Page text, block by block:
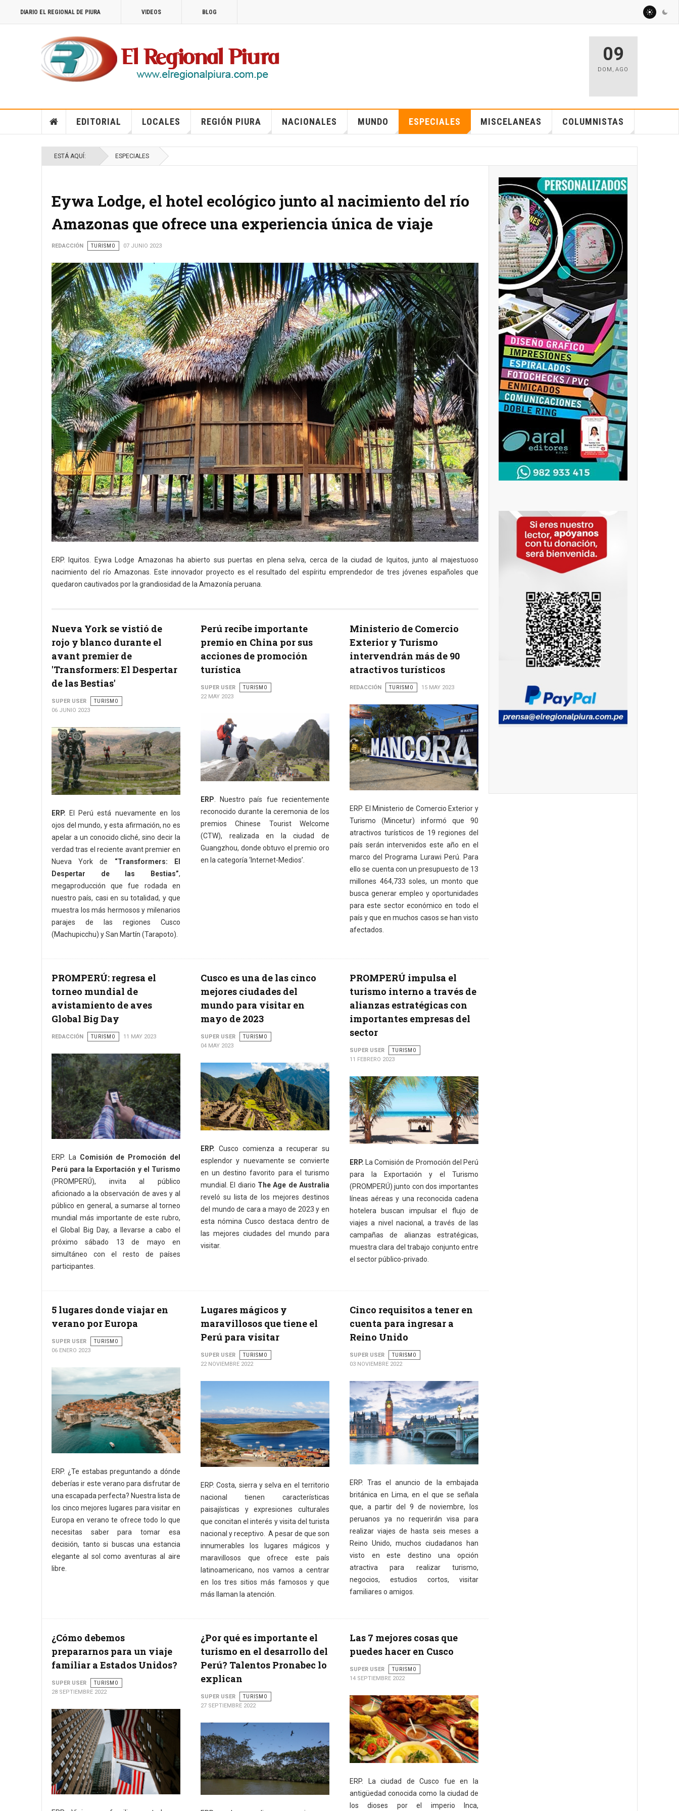
DIARIO EL REGIONAL DE PIURA VIDEOS BLOG
09
DOM ,AGO
EDITORIAL LOCALES REGIÓN PIURA NACIONALES MUNDO ESPECIALES MISCELANEAS COLUMNISTAS
ESTÁ AQUÍ: ESPECIALES
Eywa Lodge, el hotel ecológico junto al nacimiento del río
Amazonas que ofrece una experiencia única de viaje
REDACCIÓN TURISMO 07 JUNIO 2023
ERP. Iquitos. Eywa Lodge Amazonas ha abierto sus puertas en plena selva, cerca de la ciudad de Iquitos, junto al majestuoso
nacimiento del río Amazonas. Este innovador proyecto es el resultado del espíritu emprendedor de tres jóvenes españoles que
quedaron cautivados por la grandiosidad de la Amazonía peruana.
Nueva York se vistió de
rojo y blanco durante el
avant premier de
'Transformers: El Despertar
de las Bestias'
SUPER USER
TURISMO
06 JUNIO 2023
ERP. El Perú está nuevamente en los
ojos del mundo, y esta afirmación, no es
apelar a un conocido cliché, sino decir la
verdad tras el reciente avant premier en
Nueva York de “Transformers: El
Despertar de las Bestias”,
megaproducción que fue rodada en
nuestro país, casi en su totalidad, y que
muestra los más hermosos y milenarios
parajes de las regiones Cusco
(Machupicchu) y San Martín (Tarapoto).
Perú recibe importante
premio en China por sus
acciones de promoción
turística
SUPER USER
TURISMO
22 MAY 2023
ERP . Nuestro país fue recientemente
reconocido durante la ceremonia de los
premios Chinese Tourist Welcome
(CTW), realizada en la ciudad de
Guangzhou, donde obtuvo el premio oro
en la categoría ‘Internet-Medios’.
Ministerio de Comercio
Exterior y Turismo
intervendrán más de 90
atractivos turísticos
REDACCIÓN TURISMO 15 MAY 2023
ERP. El Ministerio de Comercio Exterior y
Turismo (Mincetur) informó que 90
atractivos turísticos de 19 regiones del
país serán intervenidos este año en el
marco del Programa Lurawi Perú. Para
ello se cuenta con un presupuesto de 13
millones 464,733 soles, un monto que
busca generar empleo y oportunidades
para este sector económico en todo el
país y que en muchos casos se han visto
afectados.
PROMPERÚ: regresa el
torneo mundial de
avistamiento de aves
Global Big Day
REDACCIÓN TURISMO 11 MAY 2023
ERP. La Comisión de Promoción del
Perú para la Exportación y el Turismo
(PROMPERÚ), invita al público
aficionado a la observación de aves y al
público en general, a sumarse al torneo
mundial más importante de este rubro,
el Global Big Day, a llevarse a cabo el
próximo sábado 13 de mayo en
simultáneo con el resto de países
participantes.
Cusco es una de las cinco
mejores ciudades del
mundo para visitar en
mayo de 2023
SUPER USER
TURISMO
04 MAY 2023
ERP. Cusco comienza a recuperar su
esplendor y nuevamente se convierte
en un destino favorito para el turismo
mundial. El diario The Age de Australia
reveló su lista de los mejores destinos
del mundo de cara a mayo de 2023 y en
esta nómina Cusco destaca dentro de
las mejores ciudades del mundo para
visitar.
PROMPERÚ impulsa el
turismo interno a través de
alianzas estratégicas con
importantes empresas del
sector
SUPER USER
TURISMO
11 FEBRERO 2023
ERP. La Comisión de Promoción del Perú
para la Exportación y el Turismo
(PROMPERÚ) junto con dos importantes
líneas aéreas y una reconocida cadena
hotelera buscan impulsar el flujo de
viajes a nivel nacional, a través de las
campañas de alianzas estratégicas,
muestra clara del trabajo conjunto entre
el sector público-privado.
5 lugares donde viajar en
verano por Europa
SUPER USER
TURISMO
06 ENERO 2023
ERP. ¿Te estabas preguntando a dónde
deberías ir este verano para disfrutar de
una escapada perfecta? Nuestra lista de
los cinco mejores lugares para visitar en
Europa en verano te ofrece todo lo que
necesitas saber para tomar esa
decisión, tanto si buscas una estancia
elegante al sol como aventuras al aire
libre.
Lugares mágicos y
maravillosos que tiene el
Perú para visitar
SUPER USER
TURISMO
22 NOVIEMBRE 2022
ERP. Costa, sierra y selva en el territorio
nacional tienen características
paisajísticas y expresiones culturales
que concitan el interés y visita del turista
nacional y receptivo. A pesar de que son
innumerables los lugares mágicos y
maravillosos que ofrece este país
latinoamericano, nos vamos a centrar
en los tres sitios más famosos y que
más llaman la atención.
Cinco requisitos a tener en
cuenta para ingresar a
Reino Unido
SUPER USER
TURISMO
03 NOVIEMBRE 2022
ERP. Tras el anuncio de la embajada
británica en Lima, en el que se señala
que, a partir del 9 de noviembre, los
peruanos ya no requerirán visa para
realizar viajes de hasta seis meses a
Reino Unido, muchos ciudadanos han
visto en este destino una opción
atractiva para realizar turismo,
negocios, estudios cortos, visitar
familiares o amigos.
¿Cómo debemos
prepararnos para un viaje
familiar a Estados Unidos?
SUPER USER
TURISMO
28 SEPTIEMBRE 2022
¿Por qué es importante el
turismo en el desarrollo del
Perú? Talentos Pronabec lo
explican
SUPER USER
TURISMO
27 SEPTIEMBRE 2022
Las 7 mejores cosas que
puedes hacer en Cusco
SUPER USER
TURISMO
14 SEPTIEMBRE 2022
ERP. La ciudad de Cusco fue en la
antigüedad conocida como la ciudad de
los dioses por el imperio Inca,